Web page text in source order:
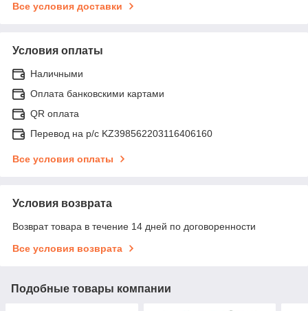
Все условия доставки
Условия оплаты
Наличными
Оплата банковскими картами
QR оплата
Перевод на р/с KZ398562203116406160
Все условия оплаты
Условия возврата
Возврат товара в течение 14 дней по договоренности
Все условия возврата
Подобные товары компании